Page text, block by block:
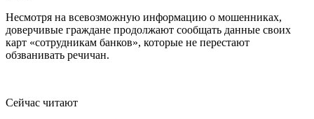
Несмотря на всевозможную информацию о мошенниках,
доверчивые граждане продолжают сообщать данные своих
карт «сотрудникам банков», которые не перестают
обзванивать речичан.
Сейчас читают